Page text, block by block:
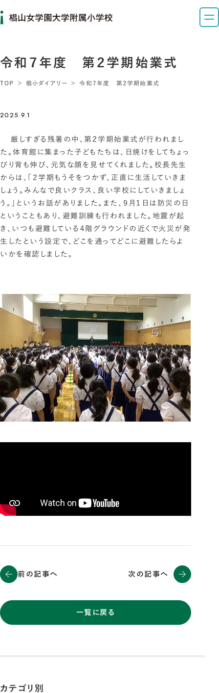
令和７年度 第２学期始業式
TOP 椙小ダイアリー 令和７年度 第２学期始業式
2025.9.1
厳しすぎる残暑の中、第２学期始業式が行われまし
た。体育館に集まった子どもたちは、日焼けをしてちょっ
ぴり背も伸び、元気な顔を見せてくれました。校長先生
からは、「２学期もうそをつかず、正直に生活していきま
しょう。みんなで良いクラス、良い学校にしていきましょ
う。」というお話がありました。また、９月１日は防災の日
ということもあり、避難訓練も行われました。地震が起
き、いつも避難している４階グラウンドの近くで火災が発
生したという設定で、どこを通ってどこに避難したらよ
いかを確認しました。
前の記事へ
一覧に戻る
次の記事へ
カテゴリ別